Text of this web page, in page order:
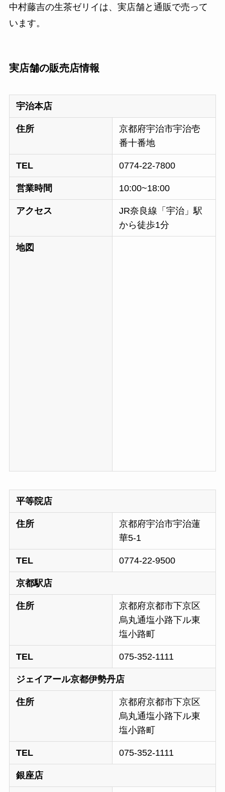
中村藤吉の生茶ゼリイは、実店舗と通販で売って
います。
実店舗の販売店情報
宇治本店
住所
京都府宇治市宇治壱
番十番地
TEL 0774-22-7800
営業時間 10:00~18:00
アクセス
JR奈良線「宇治」駅
から徒歩1分
地図
平等院店
住所
京都府宇治市宇治蓮
華5-1
TEL 0774-22-9500
京都駅店
住所
京都府京都市下京区
烏丸通塩小路下ル東
塩小路町
TEL 075-352-1111
ジェイアール京都伊勢丹店
住所
京都府京都市下京区
烏丸通塩小路下ル東
塩小路町
TEL 075-352-1111
銀座店